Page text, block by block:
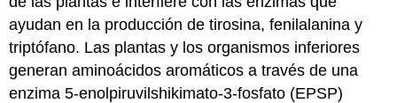
ayudan en la producción de tirosina, fenilalanina y
triptófano. Las plantas y los organismos inferiores
generan aminoácidos aromáticos a través de una
enzima 5-enolpiruvilshikimato-3-fosfato (EPSP)